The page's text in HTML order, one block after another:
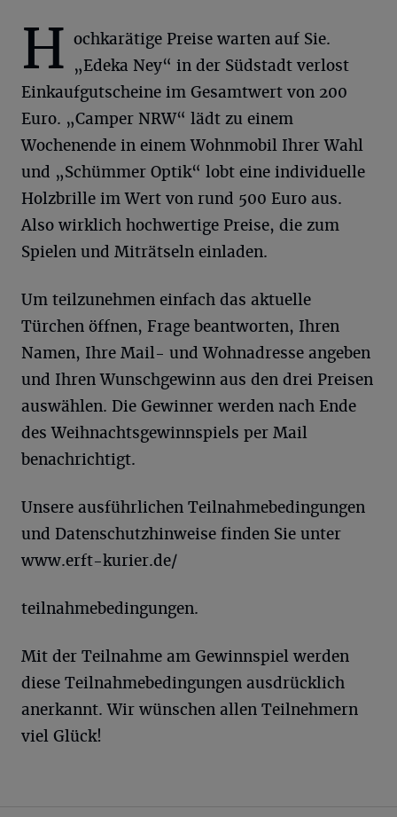
H ochkarätige Preise warten auf Sie.
„Edeka Ney“ in der Südstadt verlost
Einkaufgutscheine im Gesamtwert von 200
Euro. „Camper NRW“ lädt zu einem
Wochenende in einem Wohnmobil Ihrer Wahl
und „Schümmer Optik“ lobt eine individuelle
Holzbrille im Wert von rund 500 Euro aus.
Also wirklich hochwertige Preise, die zum
Spielen und Miträtseln einladen.
Um teilzunehmen einfach das aktuelle
Türchen öffnen, Frage beantworten, Ihren
Namen, Ihre Mail- und Wohnadresse angeben
und Ihren Wunschgewinn aus den drei Preisen
auswählen. Die Gewinner werden nach Ende
des Weihnachtsgewinnspiels per Mail
benachrichtigt.
Unsere ausführlichen Teilnahmebedingungen
und Datenschutzhinweise finden Sie unter
www.erft-kurier.de/
teilnahmebedingungen.
Mit der Teilnahme am Gewinnspiel werden
diese Teilnahmebedingungen ausdrücklich
anerkannt. Wir wünschen allen Teilnehmern
viel Glück!